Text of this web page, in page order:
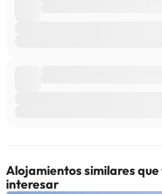
Alojamientos similares que
interesar